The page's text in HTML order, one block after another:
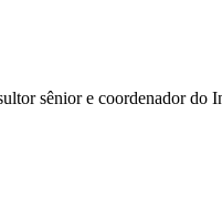
sênior e coordenador